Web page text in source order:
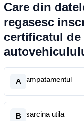
Care din
regasesc
certificatul de
A ampatamentul
B sarcina utila